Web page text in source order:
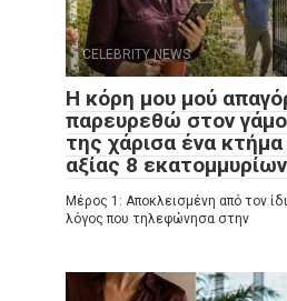
CELEBRITY NEWS
Η κόρη μου μού
παρευρεθώ στον
της χάρισα ένα
αξίας 8
Μέρος 1: Αποκλεισμένη από τον
λόγος που τηλεφώνησα στην